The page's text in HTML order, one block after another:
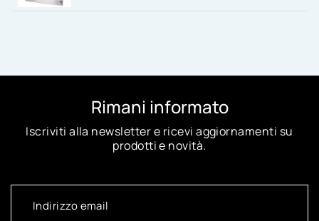
Rimani informato
Iscriviti alla newsletter e ricevi aggiornamenti su
prodotti e novità.